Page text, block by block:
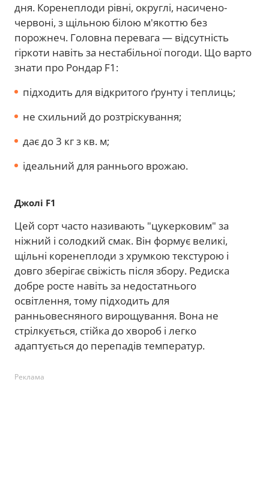
дня. Коренеплоди рівні, округлі, насичено-
червоні, з щільною білою м'якоттю без
порожнеч. Головна перевага — відсутність
гіркоти навіть за нестабільної погоди. Що варто
знати про Рондар F1:
підходить для відкритого ґрунту і теплиць;
не схильний до розтріскування;
дає до 3 кг з кв. м;
ідеальний для раннього врожаю.
Джолі F1
Цей сорт часто називають "цукерковим" за
ніжний і солодкий смак. Він формує великі,
щільні коренеплоди з хрумкою текстурою і
довго зберігає свіжість після збору. Редиска
добре росте навіть за недостатнього
освітлення, тому підходить для
ранньовесняного вирощування. Вона не
стрілкується, стійка до хвороб і легко
адаптується до перепадів температур.
Реклама